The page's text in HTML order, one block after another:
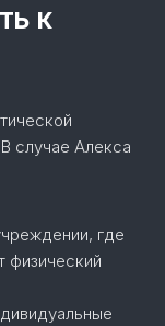
к
случае Алекса
где
физический